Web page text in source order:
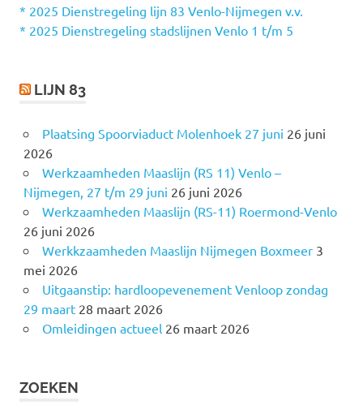
a
r
* 2025 Dienstregeling lijn 83 Venlo-Nijmegen v.v.
* 2025 Dienstregeling stadslijnen Venlo 1 t/m 5
LIJN 83
Plaatsing Spoorviaduct Molenhoek 27 juni 26 juni
2026
Werkzaamheden Maaslijn (RS 11) Venlo –
Nijmegen, 27 t/m 29 juni 26 juni 2026
Werkzaamheden Maaslijn (RS-11) Roermond-Venlo
26 juni 2026
Werkkzaamheden Maaslijn Nijmegen Boxmeer 3
mei 2026
Uitgaanstip: hardloopevenement Venloop zondag
29 maart 28 maart 2026
Omleidingen actueel 26 maart 2026
ZOEKEN